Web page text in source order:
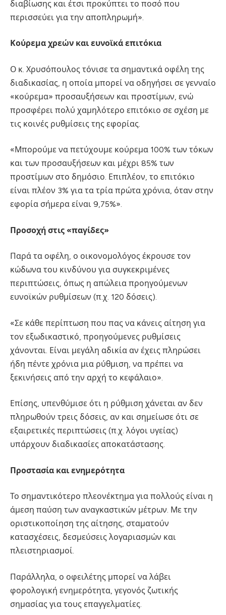
διαβίωσης και έτσι προκύπτει το ποσό που
περισσεύει για την αποπληρωμή».
Κούρεμα χρεών και ευνοϊκά επιτόκια
Ο κ. Χρυσόπουλος τόνισε τα σημαντικά οφέλη της
διαδικασίας, η οποία μπορεί να οδηγήσει σε γενναίο
«κούρεμα» προσαυξήσεων και προστίμων, ενώ
προσφέρει πολύ χαμηλότερο επιτόκιο σε σχέση με
τις κοινές ρυθμίσεις της εφορίας.
«Μπορούμε να πετύχουμε κούρεμα 100% των τόκων
και των προσαυξήσεων και μέχρι 85% των
προστίμων στο δημόσιο. Επιπλέον, το επιτόκιο
είναι πλέον 3% για τα τρία πρώτα χρόνια, όταν στην
εφορία σήμερα είναι 9,75%».
Προσοχή στις «παγίδες»
Παρά τα οφέλη, ο οικονομολόγος έκρουσε τον
κώδωνα του κινδύνου για συγκεκριμένες
περιπτώσεις, όπως η απώλεια προηγούμενων
ευνοϊκών ρυθμίσεων (π.χ. 120 δόσεις).
«Σε κάθε περίπτωση που πας να κάνεις αίτηση για
τον εξωδικαστικό, προηγούμενες ρυθμίσεις
χάνονται. Είναι μεγάλη αδικία αν έχεις πληρώσει
ήδη πέντε χρόνια μια ρύθμιση, να πρέπει να
ξεκινήσεις από την αρχή το κεφάλαιο».
Επίσης, υπενθύμισε ότι η ρύθμιση χάνεται αν δεν
πληρωθούν τρεις δόσεις, αν και σημείωσε ότι σε
εξαιρετικές περιπτώσεις (π.χ. λόγοι υγείας)
υπάρχουν διαδικασίες αποκατάστασης.
Προστασία και ενημερότητα
Το σημαντικότερο πλεονέκτημα για πολλούς είναι η
άμεση παύση των αναγκαστικών μέτρων. Με την
οριστικοποίηση της αίτησης, σταματούν
κατασχέσεις, δεσμεύσεις λογαριασμών και
πλειστηριασμοί.
Παράλληλα, ο οφειλέτης μπορεί να λάβει
φορολογική ενημερότητα, γεγονός ζωτικής
σημασίας για τους επαγγελματίες.